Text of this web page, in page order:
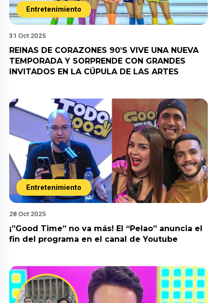
Entretenimiento
31 Oct 2025
REINAS DE CORAZONES 90’S VIVE UNA NUEVA
TEMPORADA Y SORPRENDE CON GRANDES
INVITADOS EN LA CÚPULA DE LAS ARTES
Entretenimiento
28 Oct 2025
¡”Good Time” no va más! El “Pelao” anuncia el
fin del programa en el canal de Youtube